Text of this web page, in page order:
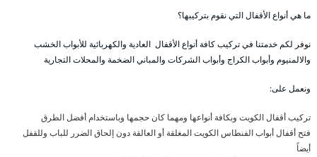
ما هي أنواع الأقفال التي نقوم بتركيبها؟
نوفر لكم خدمتنا في تركيب كافة أنواع الأقفال العادية والكهربائية للأبواب الخشب
والالمنيوم وأبواب الكراج وأبواب الشركات والمباني الضخمة والمحلات التجارية
ونعمل على:
تركيب أقفال الكويت وبكافة أنواعها ومهما كان حجمها وباستخدام أفضل الطرق
فتح أقفال أبواب الفنطاس الكويت المغلقة أو العالقة دون إلحاق الضرر للباب وللقفل
أيضاً